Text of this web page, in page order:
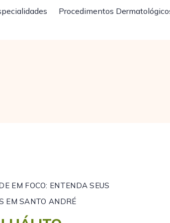
Procedimentos
EM FOCO: ENTENDA SEUS
EM SANTO ANDRÉ